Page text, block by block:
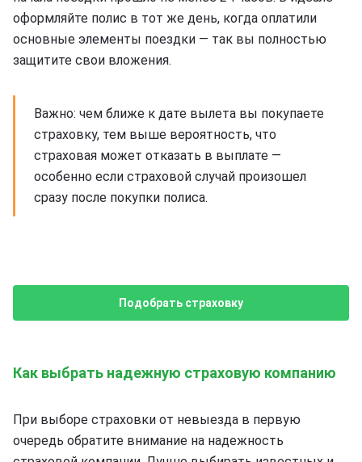
оформляйте полис в тот же день, когда оплатили
основные элементы поездки — так вы полностью
защитите свои вложения.
Важно: чем ближе к дате вылета вы покупаете
страховку, тем выше вероятность, что
страховая может отказать в выплате —
особенно если страховой случай произошел
сразу после покупки полиса.
Подобрать страховку
Как выбрать надежную страховую компанию
При выборе страховки от невыезда в первую
очередь обратите внимание на надежность